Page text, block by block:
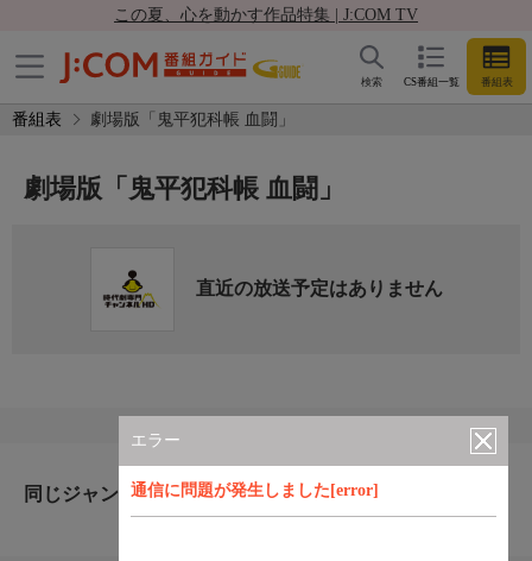
この夏、心を動かす作品特集 | J:COM TV
CS番組一覧 番組表
検索
番組表 劇場版「鬼平犯科帳 血闘」
エラー
通信に問題が発生しました[error]
劇場版「鬼平犯科帳 血闘」
直近の放送予定はありません
同じジャンルのおすすめ番組